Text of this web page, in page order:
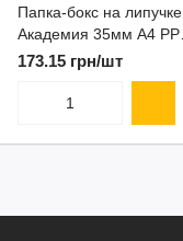
Папка-бокс на липучке
Академия 35мм А4 PP
покрытие. шотландка
173.15 грн/шт